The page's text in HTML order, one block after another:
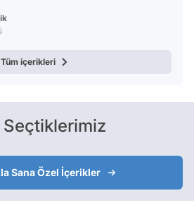
Tüm içerikleri
Seçtiklerimiz
Sana Özel İçerikler